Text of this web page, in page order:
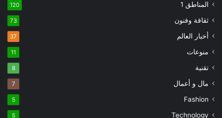
المناطق 1 120
ثقافة وفنون 73
أخبار العالم 37
منوعات 11
تقنية 8
مال و أعمال 7
Fashion
5
Technology
5